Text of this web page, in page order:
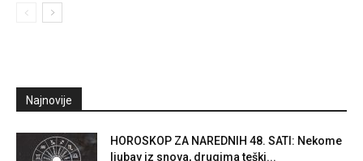
Najnovije
HOROSKOP ZA NAREDNIH 48. SATI: Nekome
ljubav iz snova, drugima teški...